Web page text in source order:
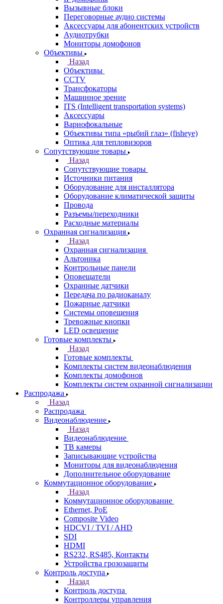
Вызывные блоки
Переговорные аудио системы
Аксессуары для абонентских устройств
Аудиотрубки
Мониторы домофонов
Объективы
Назад
Объективы
CCTV
Трансфокаторы
Машинное зрение
ITS (Intelligent transportation systems)
Аксессуары
Вариофокальные
Объективы типа «рыбий глаз» (fisheye)
Оптика для тепловизоров
Сопутствующие товары
Назад
Сопутствующие товары
Источники питания
Оборудование для инсталлятора
Оборудование климатической защиты
Провода
Разъемы/переходники
Расходные материалы
Охранная сигнализация
Назад
Охранная сигнализация
Альтоника
Контрольные панели
Оповещатели
Охранные датчики
Передача по радиоканалу
Пожарные датчики
Системы оповещения
Тревожные кнопки
LED освещение
Готовые комплекты
Назад
Готовые комплекты
Комплекты систем видеонаблюдения
Комплекты домофонов
Комплекты систем охранной сигнализации
Распродажа
Назад
Распродажа
Видеонаблюдение
Назад
Видеонаблюдение
ТВ камеры
Записывающие устройства
Мониторы для видеонаблюдения
Дополнительное оборудование
Коммутационное оборудование
Назад
Коммутационное оборудование
Ethernet, PoE
Composite Video
HDCVI / TVI / AHD
SDI
HDMI
RS232, RS485, Контакты
Устройства грозозащиты
Контроль доступа
Назад
Контроль доступа
Контроллеры управления